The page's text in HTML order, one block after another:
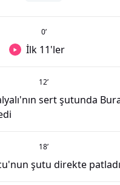
0’
İlk 11'ler
12’
sert şutunda
18’
şutu direkte patladı